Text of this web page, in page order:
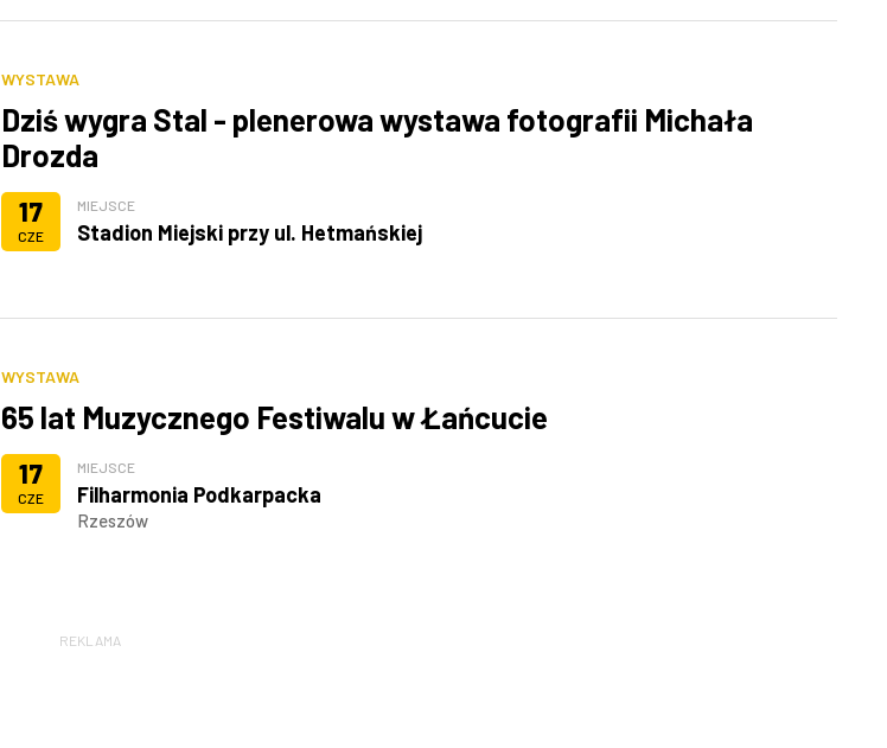
WYSTAWA
Dziś wygra Stal - plenerowa wystawa fotografii Michała
Drozda
17
CZE
MIEJSCE
Stadion Miejski przy ul. Hetmańskiej
WYSTAWA
65 lat Muzycznego Festiwalu w Łańcucie
17
CZE
MIEJSCE
Filharmonia Podkarpacka
Rzeszów
REKLAMA